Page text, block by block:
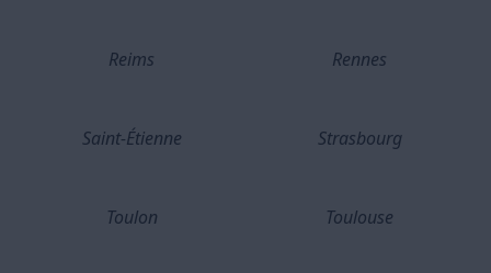
Reims Rennes
Saint-Étienne Strasbourg
Toulon Toulouse